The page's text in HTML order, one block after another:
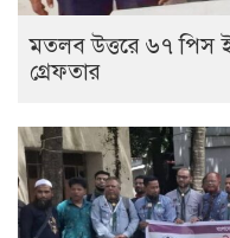
মতলব উত্তরে ৬৭ পিস
গ্রেফতার